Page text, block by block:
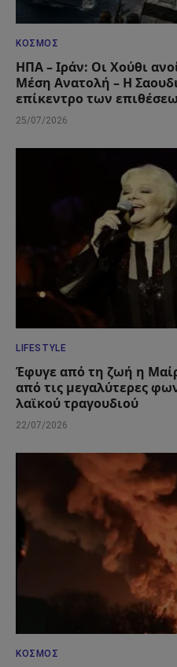
ΚΌΣΜΟΣ
ΗΠΑ – Ιράν: Οι Χούθι
Μέση Ανατολή – Η
επίκεντρο των
25/07/2026
LIFESTYLE
Έφυγε από τη ζωή η
από τις μεγαλύτερες
λαϊκού τραγουδιού
22/07/2026
ΚΌΣΜΟΣ